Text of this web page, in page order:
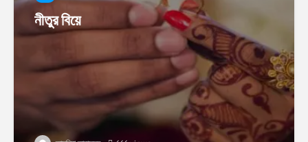
নীতুর বিয়ে